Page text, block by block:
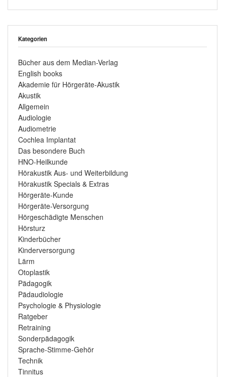
Kategorien
Bücher aus dem Median-Verlag
English books
Akademie für Hörgeräte-Akustik
Akustik
Allgemein
Audiologie
Audiometrie
Cochlea Implantat
Das besondere Buch
HNO-Heilkunde
Hörakustik Aus- und Weiterbildung
Hörakustik Specials & Extras
Hörgeräte-Kunde
Hörgeräte-Versorgung
Hörgeschädigte Menschen
Hörsturz
Kinderbücher
Kinderversorgung
Lärm
Otoplastik
Pädagogik
Pädaudiologie
Psychologie & Physiologie
Ratgeber
Retraining
Sonderpädagogik
Sprache-Stimme-Gehör
Technik
Tinnitus